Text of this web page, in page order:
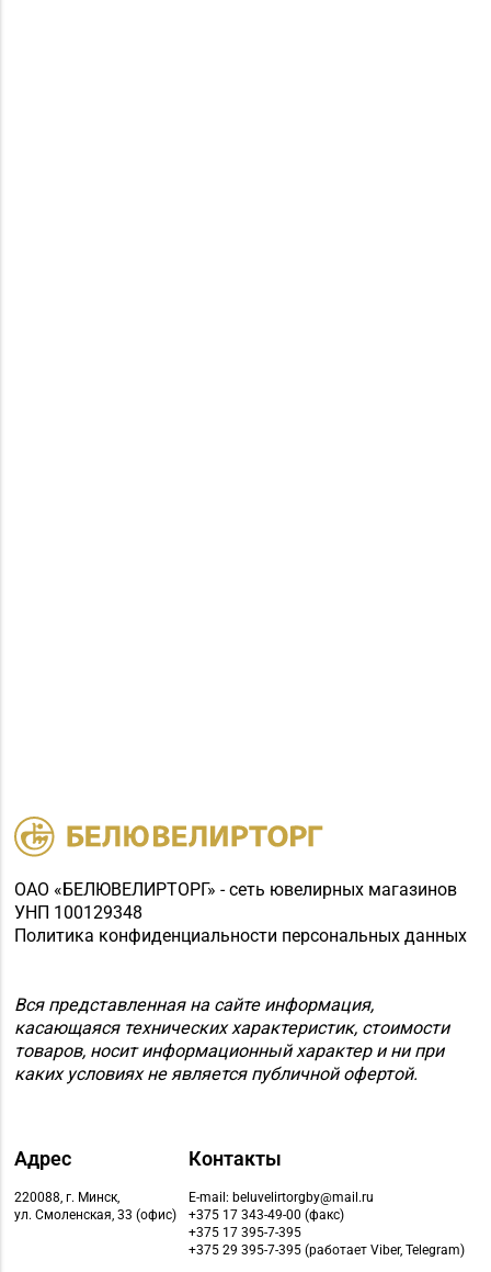
ОАО «БЕЛЮВЕЛИРТОРГ» - сеть ювелирных магазинов
УНП 100129348
Политика конфиденциальности персональных данных
Вся представленная на сайте информация,
касающаяся технических характеристик, стоимости
товаров, носит информационный характер и ни при
каких условиях не является публичной офертой.
Адрес
220088, г. Минск,
ул. Смоленская, 33 (офис)
Контакты
E-mail: beluvelirtorgby@mail.ru
+375 17 343-49-00 (факс)
+375 17 395-7-395
+375 29 395-7-395 (работает Viber, Telegram)